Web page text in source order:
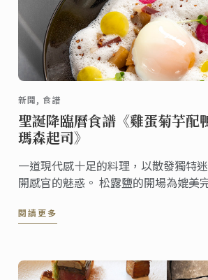
新聞, 食譜
聖誕降臨曆食譜《雞蛋菊芋配
瑪森起司》
一道現代感十足的料理，以散發獨特
開感官的魅惑。 松露鹽的開場為媲美
Reggiano ) 結尾。視覺與味覺的完美
閱讀更多